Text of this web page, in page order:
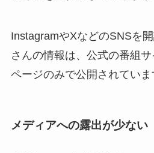
InstagramやXなどのSNSを
さんの情報は、公式の番組
ページのみで公開されていま
メディアへの露出が少ない